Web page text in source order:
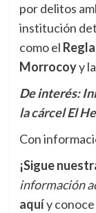
por delitos
institución
como el
Morrocoyy la
De interés:
la cárcel El
Con
¡Sigue
información
aquíy conoce